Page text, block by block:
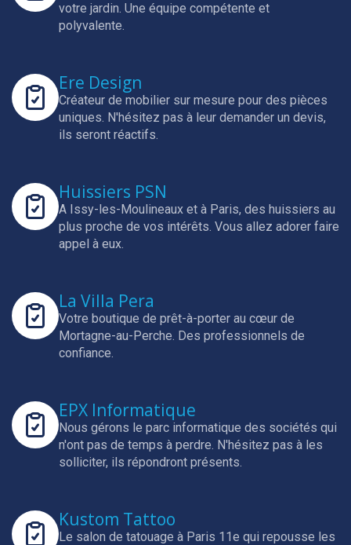
votre jardin. Une équipe compétente et
polyvalente.
Ere Design
Créateur de mobilier sur mesure pour des pièces
uniques. N'hésitez pas à leur demander un devis,
ils seront réactifs.
Huissiers PSN
A Issy-les-Moulineaux et à Paris, des huissiers au
plus proche de vos intérêts. Vous allez adorer faire
appel à eux.
La Villa Pera
Votre boutique de prêt-à-porter au cœur de
Mortagne-au-Perche. Des professionnels de
confiance.
EPX Informatique
Nous gérons le parc informatique des sociétés qui
n'ont pas de temps à perdre. N'hésitez pas à les
solliciter, ils répondront présents.
Kustom Tattoo
Le salon de tatouage à Paris 11e qui repousse les